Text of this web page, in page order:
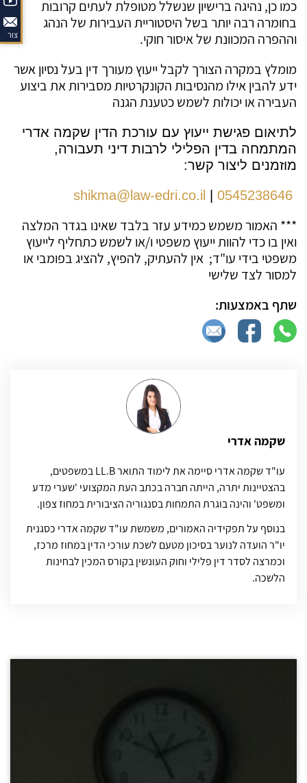
צור
קשר
כמו כן, נהיגה ברישיון שנשלל מטופלת לעתים קרובות
בחומרה רבה יותר בשל היסטוריית העבירות של הנהג
וההפרה המכוונת של איסור חוקי.
מומלץ במקרה הצורך לקבל ייעוץ מעורך דין בעל נסיון אשר
ידע להבין אילו מהנסיבות הקונקרטיות מסבירות את ביצוע
העבירה או יכולות לשמש כטענת הגנה
לתיאום פגישת ייעוץ עם עורכת הדין שקמה אדרי
המתמחה בדין הפלילי לרבות דיני תעבורה,
מוזמנים ליצור קשר:
0545238646
shikma@law-edri.co.il
*** האמור משמש כמידע עזר בלבד שאינו בגדר המלצה
ואין בו כדי להוות ייעוץ משפטי ו/או לשמש כתחליף לייעוץ
משפטי בידי עו"ד; אין להעתיק, להפיץ, להציג בפומבי או
למסור לצד שלישי
שתף באמצעות:
שקמה אדרי
עו"ד שקמה אדרי סיימה את לימוד התואר LL.B במשפטים,
בהצטיינות יתרה, הייתה חברה בכתב העת המקצועי 'שערי מדע
ומשפט' והינה בוגרת התמחות בסנגוריה הציבורית במחוז צפון.
בנוסף על תפקידיה האמורים, משמשת עו"ד שקמה אדרי כסגנית
יו"ר הועדה לנוער בסיכון מטעם לשכת עורכי הדין במחוז מרכז,
וכמרצה לסדר דין פלילי וחוק העונשין בקורס המכין לבחינות
הלשכה.